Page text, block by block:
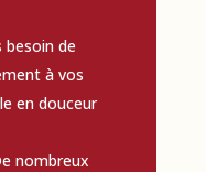
besoin de
à vos
en douceur
nombreux